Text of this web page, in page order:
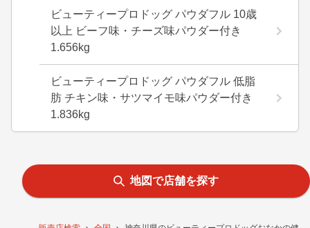
ビューティープロドッグ パウダフル 10歳
以上 ビーフ味・チーズ味パウダー付き
1.656kg
ビューティープロドッグ パウダフル 低脂
肪 チキン味・サツマイモ味パウダー付き
1.836kg
地図で店舗を探す